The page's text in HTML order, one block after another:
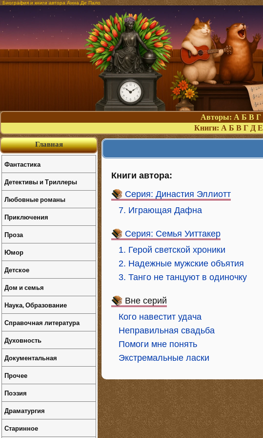
Биография и книги автора Анна Де Пало
Авторы: А Б В Г
Книги: А Б В Г Д Е
Книги автора:
Серия: Династия Эллиотт
7. Играющая Дафна
Серия: Семья Уиттакер
1. Герой светской хроники
2. Надежные мужские объятия
3. Танго не танцуют в одиночку
Вне серий
Кого навестит удача
Неправильная свадьба
Помоги мне понять
Экстремальные ласки
Главная
Фантастика
Детективы и Триллеры
Любовные романы
Приключения
Проза
Юмор
Детское
Дом и семья
Наука, Образование
Справочная литература
Духовность
Документальная
Прочее
Поэзия
Драматургия
Старинное